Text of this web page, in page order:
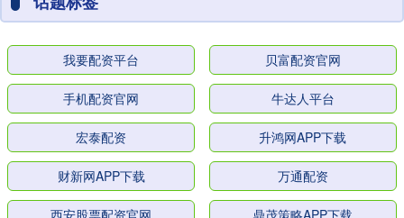
我要配资平台 贝富配资官网
手机配资官网 牛达人平台
宏泰配资 升鸿网APP下载
财新网APP下载 万通配资